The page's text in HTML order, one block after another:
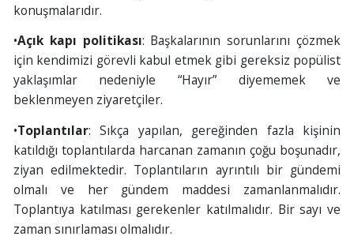
konuşmalarıdır.
•Açık kapı politikası: Başkalarının sorunlarını çözmek
için kendimizi görevli kabul etmek gibi gereksiz popülist
yaklaşımlar nedeniyle “Hayır” diyememek ve
beklenmeyen ziyaretçiler.
•Toplantılar: Sıkça yapılan, gereğinden fazla kişinin
katıldığı toplantılarda harcanan zamanın çoğu boşunadır,
ziyan edilmektedir. Toplantıların ayrıntılı bir gündemi
olmalı ve her gündem maddesi zamanlanmalıdır.
Toplantıya katılması gerekenler katılmalıdır. Bir sayı ve
zaman sınırlaması olmalıdır.